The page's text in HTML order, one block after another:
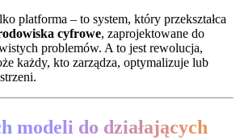
platforma – to system, który przekształca
cyfrowe, zaprojektowane do
problemów. A to jest rewolucja,
każdy, kto zarządza, optymalizuje lub
modeli do działających